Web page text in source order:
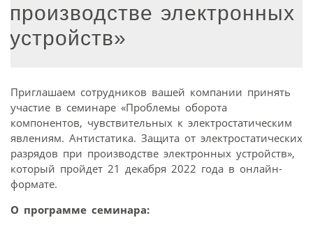
производстве электронных
устройств»
Приглашаем сотрудников вашей компании принять
участие в семинаре «Проблемы оборота
компонентов, чувствительных к электростатическим
явлениям. Антистатика. Защита от электростатических
разрядов при производстве электронных устройств»,
который пройдет 21 декабря 2022 года в онлайн-
формате.
О программе семинара: